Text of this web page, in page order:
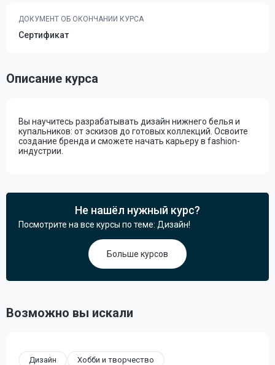
ДОКУМЕНТ ОБ ОКОНЧАНИИ КУРСА
Сертификат
Описание курса
Вы научитесь разрабатывать дизайн нижнего белья и
купальников: от эскизов до готовых коллекций. Освоите
создание бренда и сможете начать карьеру в fashion-
индустрии.
Не нашёл нужный курс?
Посмотрите на все курсы по теме: Дизайн!
Больше курсов
Возможно вы искали
Дизайн
Хобби и творчество